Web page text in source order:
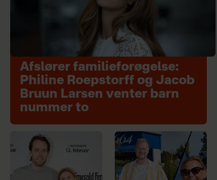
Afslører familieforøgelse:
Philine Roepstorff og Jacob
Bruun Larsen venter barn
nummer to